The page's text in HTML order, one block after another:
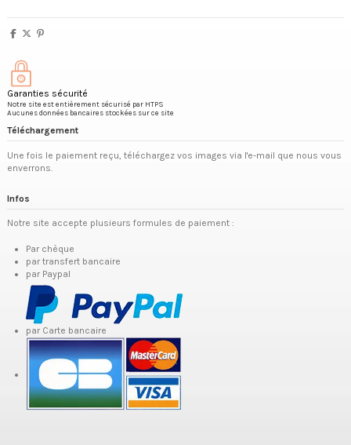
Garanties sécurité
Notre site est entièrement sécurisé par HTPS
Aucunes données bancaires stockées sur ce site
Téléchargement
Une fois le paiement reçu, téléchargez vos images via l'e-mail que nous vous
enverrons.
Infos
Notre site accepte plusieurs formules de paiement :
Par chèque
par transfert bancaire
par Paypal
par Carte bancaire